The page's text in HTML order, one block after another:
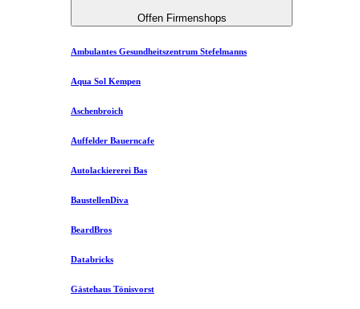
Offen Firmenshops
Ambulantes Gesundheitszentrum Stefelmanns
Aqua Sol Kempen
Aschenbroich
Auffelder Bauerncafe
Autolackiererei Bas
BaustellenDiva
BeardBros
Databricks
Gästehaus Tönisvorst